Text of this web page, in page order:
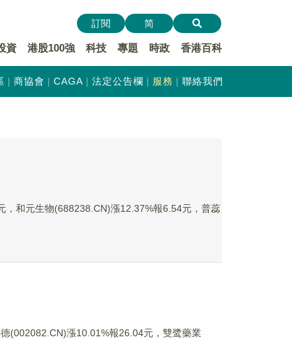
資 港股100強 科技 專題 時政 香港百科
訂閱 简
商協會 CAGA 法定公告欄 服務 聯絡我們
和元生物(688238.CN)漲12.37%報6.54元，普蕊
(002082.CN)漲10.01%報26.04元，雙鹭藥業